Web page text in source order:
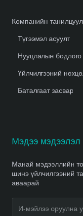
Компанийн
Түгээмэл асуулт
Нууцлалын бодлого
Үйлчилгээний
Баталгаат засвар
Мэдээ мэдээлэл
Манай мэдээллийн
шинэ үйлчилгээний
аваарай
мэйлээ